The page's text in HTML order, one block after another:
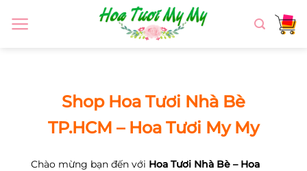
đến
Shop Hoa Tươi Nhà Bè
TP.HCM – Hoa Tươi My My
Chào mừng bạn đến với Hoa Tươi Nhà Bè – Hoa